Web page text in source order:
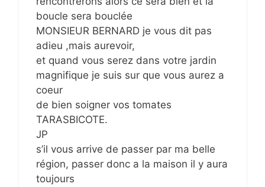
boucle sera bouclée
MONSIEUR BERNARD je vous dit pas
adieu ,mais aurevoir,
et quand vous serez dans votre jardin
magnifique je suis sur que vous aurez a
coeur
de bien soigner vos tomates
TARASBICOTE.
JP
s’il vous arrive de passer par ma belle
région, passer donc a la maison il y aura
toujours